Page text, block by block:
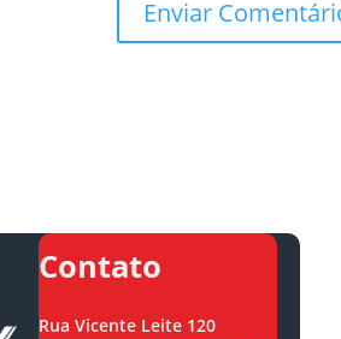
Contato
Rua Vicente Leite 120